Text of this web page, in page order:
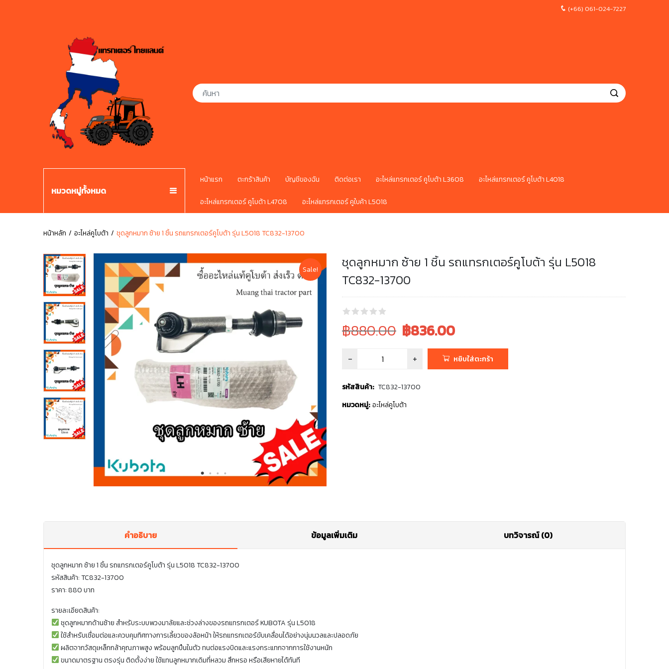
(+66) 061-024-7227
หมวดหมู่ทั้งหมด
หน้าแรก ตะกร้าสินค้า บัญชีของฉัน ติดต่อเรา อะไหล่แทรกเตอร์ คูโบต้า L3608 อะไหล่แทรกเตอร์ คูโบต้า L4018
อะไหล่แทรกเตอร์ คูโบต้า L4708 อะไหล่แทรกเตอร์ คูใบค้า L5018
หน้าหลัก อะไหล่คูโบต้า ชุดลูกหมาก ซ้าย 1 ชิ้น รถแทรกเตอร์คูโบต้า รุ่น L5018 TC832-13700
Sale!
ชุดลูกหมาก ซ้าย 1 ชิ้น รถแทรกเตอร์คูโบต้า รุ่น L5018
TC832-13700
Original
price
was:
฿880.00 Current
฿880.00.
฿836.00
หยิบใส่ตะกร้า
รหัสสินค้า: TC832-13700
หมวดหมู่: อะไหล่คูโบต้า
คำอธิบาย ข้อมูลเพิ่มเติม บทวิจารณ์ (0)
ชุดลูกหมาก ซ้าย 1 ชิ้น รถแทรกเตอร์คูโบต้า รุ่น L5018 TC832-13700
รหัสสินค้า: TC832-13700
ราคา: 880 บาท
รายละเอียดสินค้า:
ชุดลูกหมากด้านซ้าย สำหรับระบบพวงมาลัยและช่วงล่างของรถแทรกเตอร์ KUBOTA รุ่น L5018
ใช้สำหรับเชื่อมต่อและควบคุมทิศทางการเลี้ยวของล้อหน้า ให้รถแทรกเตอร์ขับเคลื่อนได้อย่างนุ่มนวลและปลอดภัย
ผลิตจากวัสดุเหล็กกล้าคุณภาพสูง พร้อมลูกปืนในตัว ทนต่อแรงบิดและแรงกระแทกจากการใช้งานหนัก
ขนาดมาตรฐาน ตรงรุ่น ติดตั้งง่าย ใช้แทนลูกหมากเดิมที่หลวม สึกหรอ หรือเสียหายได้ทันที